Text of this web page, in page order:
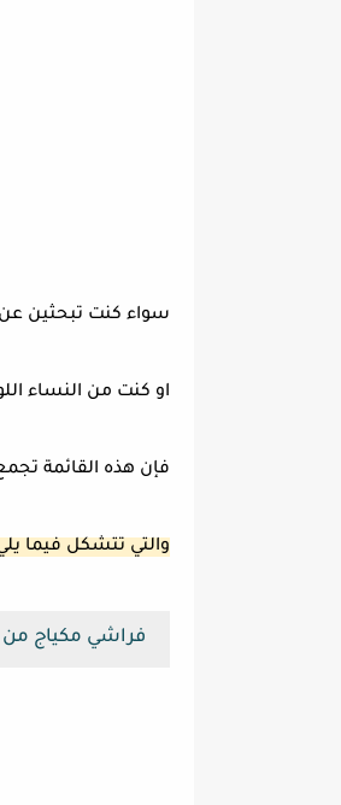
سواء كنت تبحثين
او كنت من النساء
فإن هذه القائمة
والتي تتشكل فيما
فراشي مكياج من